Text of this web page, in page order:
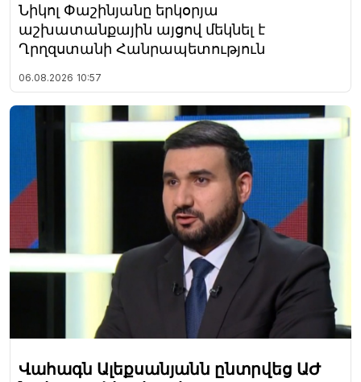
Նիկոլ Փաշինյանը երկօրյա
աշխատանքային այցով մեկնել է
Ղրղզստանի Հանրապետություն
06.08.2026 10:57
Վահագն Ալեքսանյանն ընտրվեց ԱԺ